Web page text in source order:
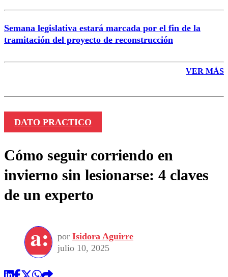
Semana legislativa estará marcada por el fin de la
tramitación del proyecto de reconstrucción
VER MÁS
DATO PRACTICO
Cómo seguir corriendo en
invierno sin lesionarse: 4 claves
de un experto
por Isidora Aguirre
julio 10, 2025